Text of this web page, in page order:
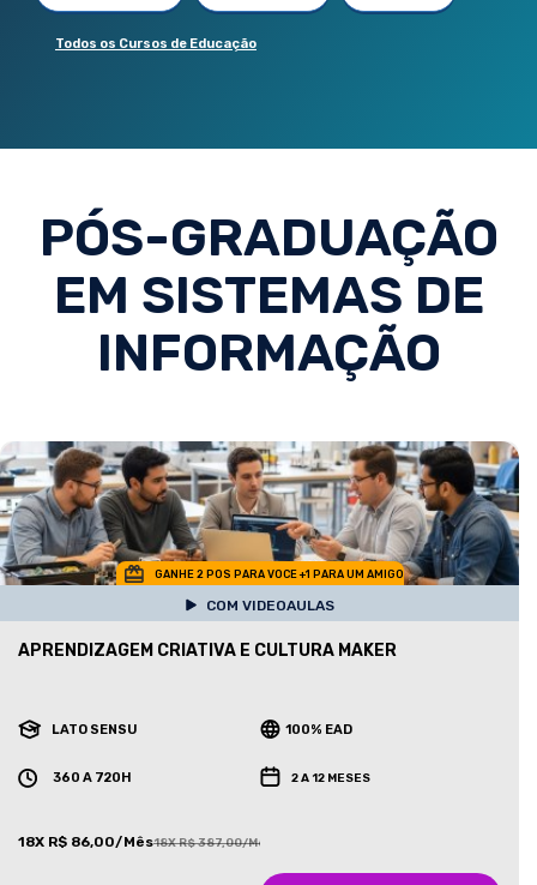
Todos os Cursos de Educação
PÓS-GRADUAÇÃO
EM SISTEMAS DE
INFORMAÇÃO
GANHE 2 POS PARA VOCE +1 PARA UM AMIGO
COM VIDEOAULAS
APRENDIZAGEM CRIATIVA E CULTURA MAKER
LATO SENSU 100% EAD
360 A 720H 2 A 12 MESES
18X R$ 86,00/Mês18X R$ 387,00/Mês